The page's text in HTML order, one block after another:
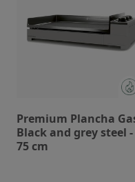
Premium Plancha
Black and grey steel -
75 cm